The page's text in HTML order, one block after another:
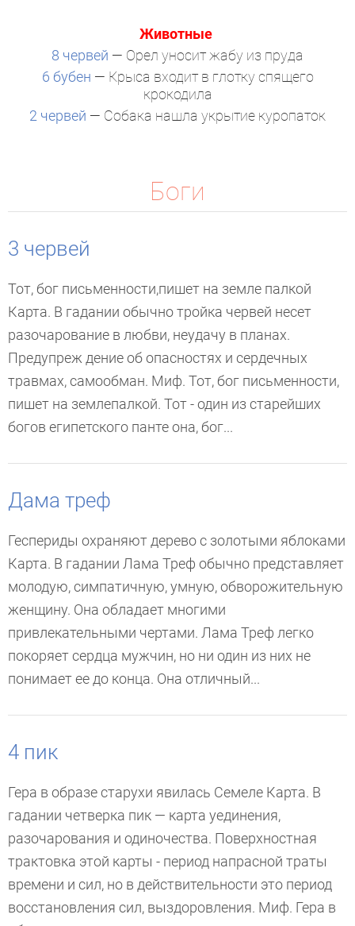
Животные
8 червей — Орел уносит жабу из пруда
6 бубен — Крыса входит в глотку спящего
крокодила
2 червей — Собака нашла укрытие куропаток
Боги
3 червей
Тот, бог письменности,пишет на земле палкой
Карта. В гадании обычно тройка червей несет
разочарование в любви, неудачу в планах.
Предупреж дение об опасностях и сердечных
травмах, самообман. Миф. Тот, бог письменности,
пишет на землепалкой. Тот - один из старейших
богов египетского панте она, бог...
Дама треф
Геспериды охраняют дерево с золотыми яблоками
Карта. В гадании Лама Треф обычно представляет
молодую, симпатичную, умную, обворожительную
женщину. Она обладает многими
привлекательными чертами. Лама Треф легко
покоряет сердца мужчин, но ни один из них не
понимает ее до конца. Она отличный...
4 пик
Гера в образе старухи явилась Семеле Карта. В
гадании четверка пик — карта уединения,
разочарования и одиночества. Поверхностная
трактовка этой карты - период напрасной траты
времени и сил, но в действительности это период
восстановления сил, выздоровления. Миф. Гера в